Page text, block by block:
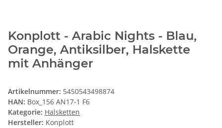
Konplott - Arabic Nights - Blau,
Orange, Antiksilber, Halskette
mit Anhänger
Artikelnummer: 5450543498874
HAN: Box_156 AN17-1 F6
Kategorie: Halsketten
Hersteller: Konplott